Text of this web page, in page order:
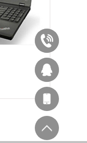
020-
87545929
西
林办公
客服